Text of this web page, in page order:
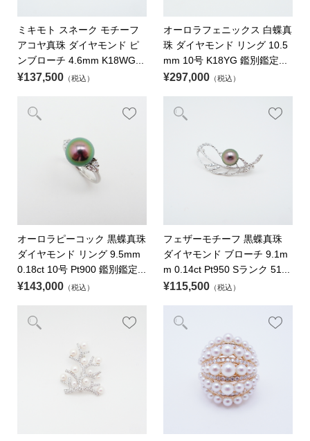
ミキモト スネーク モチーフ
アコヤ真珠 ダイヤモンド ピ
ンブローチ 4.6mm K18WG...
¥137,500（税込）
オーロラフェニックス 白蝶真
珠 ダイヤモンド リング 10.5
mm 10号 K18YG 鑑別鑑定...
¥297,000 （税込）
オーロラピーコック 黒蝶真珠
ダイヤモンド リング 9.5mm
0.18ct 10号 Pt900 鑑別鑑定...
¥143,000（税込）
フェザーモチーフ 黒蝶真珠
ダイヤモンド ブローチ 9.1m
m 0.14ct Pt950 Sランク 51...
¥115,500 （税込）